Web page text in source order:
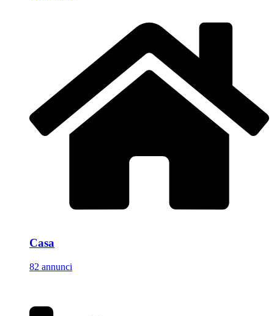
Casa
82 annunci